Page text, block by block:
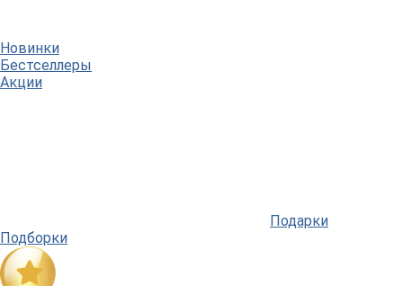
Новинки
Бестселлеры
Акции
Подарки
Подборки